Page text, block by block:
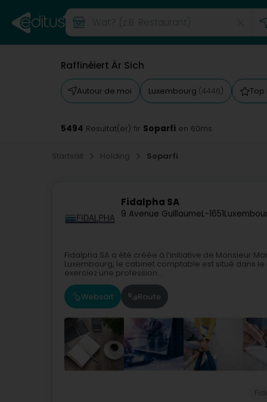
Raffinéiert Är Sich
Autour de moi Luxembourg (4446)
5494 Resultat(er) fir Soparfi en 60ms
Startsäit Holding Soparfi
Fidalpha SA
9 Avenue GuillaumeL-1651
Fidalpha SA a été créée à l’initiative de Monsieur
Luxembourg, le cabinet comptable est situé dans
exerciez une profession...
Websäit Route